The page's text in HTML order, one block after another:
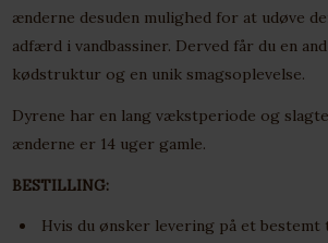
ænderne desuden mulighed for at udøve
adfærd i vandbassiner. Derved får du en
kødstruktur og en unik smagsoplevelse.
Dyrene har en lang vækstperiode og
ænderne er 14 uger gamle.
BESTILLING:
Hvis du ønsker levering på et